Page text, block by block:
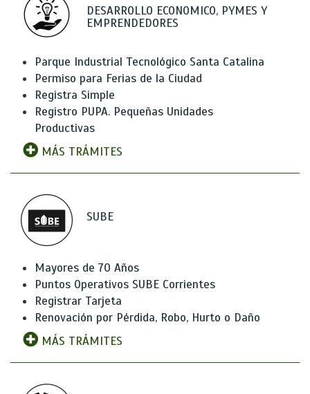
DESARROLLO ECONOMICO, PYMES Y
EMPRENDEDORES
Parque Industrial Tecnológico Santa Catalina
Permiso para Ferias de la Ciudad
Registra Simple
Registro PUPA. Pequeñas Unidades
Productivas
MÁS TRÁMITES
SUBE
Mayores de 70 Años
Puntos Operativos SUBE Corrientes
Registrar Tarjeta
Renovación por Pérdida, Robo, Hurto o Daño
MÁS TRÁMITES